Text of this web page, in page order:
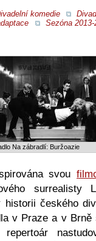
komedie
Sezóna 2013-
Na zábradlí: Buržoazie
svou
surrealisty
českého
v Praze a v Brně